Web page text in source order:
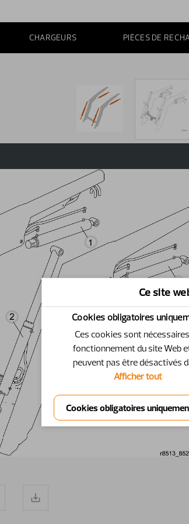
CHARGEURS PIÈCES DE
Ce site
Cookies obligatoires
Ces cookies sont
fonctionnement du site Web
peuvent pas être désactivés
Afficher tout